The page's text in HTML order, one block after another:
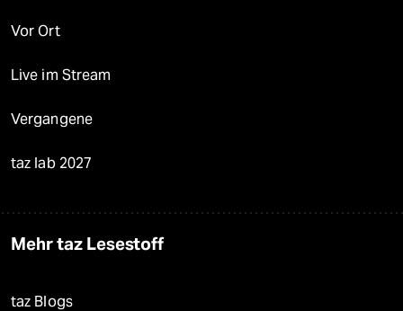
Vor Ort
Live im Stream
Vergangene
taz lab 2027
Mehr taz Lesestoff
taz Blogs